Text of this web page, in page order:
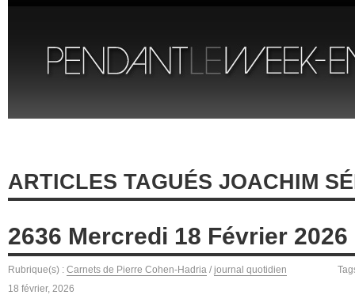
ARTICLES TAGUÉS JOACHIM
2636 Mercredi 18 Février 2026
Rubrique(s) : Carnets de Pierre Cohen-Hadria / journal quotidien
18 février, 2026